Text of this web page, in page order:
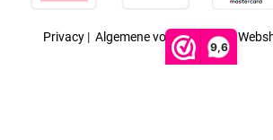
9,6
Privacy | Algemene voorwaarden|